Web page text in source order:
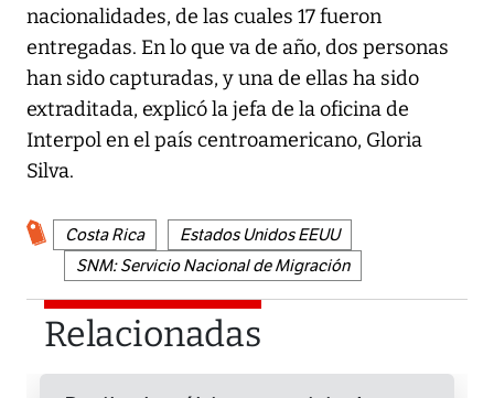
nacionalidades, de las cuales 17 fueron
entregadas. En lo que va de año, dos personas
han sido capturadas, y una de ellas ha sido
extraditada, explicó la jefa de la oficina de
Interpol en el país centroamericano, Gloria
Silva.
Costa Rica
Estados Unidos EEUU
SNM: Servicio Nacional de Migración
Relacionadas